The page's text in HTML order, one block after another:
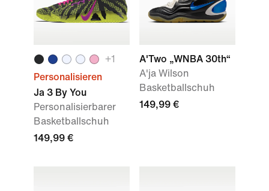
+1
Personalisieren
Ja 3 By You
Personalisierbarer
Basketballschuh
149,99 €
A'Two „WNBA 30th“
A'ja Wilson
Basketballschuh
149,99 €